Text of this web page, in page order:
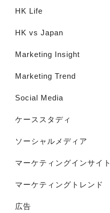
HK Life
HK vs Japan
Marketing Insight
Marketing Trend
Social Media
ケーススタディ
ソーシャルメディア
マーケティングインサイト
マーケティングトレンド
広告